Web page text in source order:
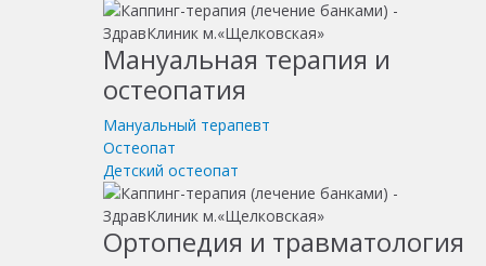
Мануальная терапия и
остеопатия
Мануальный терапевт
Остеопат
Детский остеопат
Ортопедия и травматология